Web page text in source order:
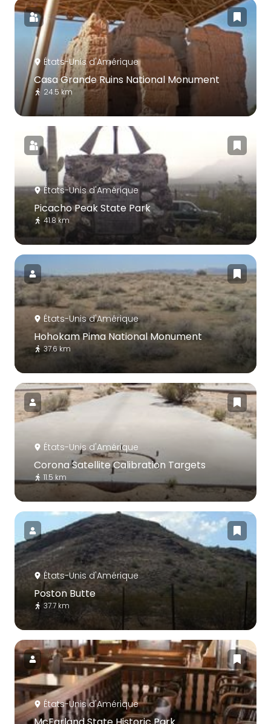
États-Unis d'Amérique
Casa Grande Ruins National Monument
24.5 km
États-Unis d'Amérique
Picacho Peak State Park
41.8 km
États-Unis d'Amérique
Hohokam Pima National Monument
37.6 km
États-Unis d'Amérique
Corona Satellite Calibration Targets
11.5 km
États-Unis d'Amérique
Poston Butte
37.7 km
États-Unis d'Amérique